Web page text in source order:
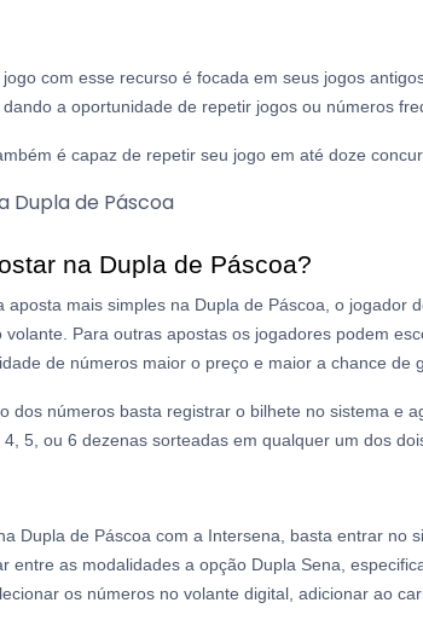
com esse recurso é focada em seus jogos
a oportunidade de repetir jogos ou números
é capaz de repetir seu jogo em até doze
na Dupla de Páscoa?
aposta mais simples na Dupla de Páscoa, o jogador
volante. Para outras apostas os jogadores podem
de números maior o preço e maior a chance de
dos números basta registrar o bilhete no sistema e
5, ou 6 dezenas sorteadas em qualquer um dos
Dupla de Páscoa com a Intersena, basta entrar no
entre as modalidades a opção Dupla Sena,
os números no volante digital, adicionar ao